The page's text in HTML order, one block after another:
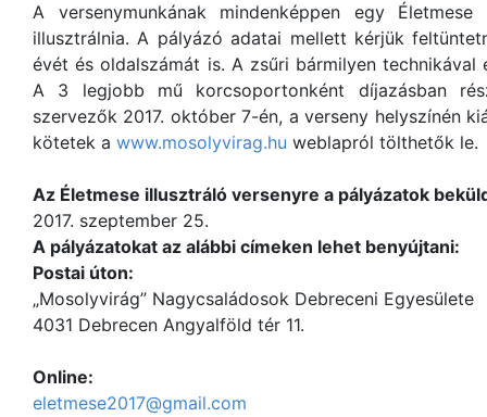
A versenymunkának mindenképpen egy
illusztrálnia. A pályázó adatai mellett kérjük
évét és oldalszámát is. A zsűri bármilyen
A 3 legjobb mű korcsoportonként díjazásban
szervezők 2017. október 7-én, a verseny helyszínén
kötetek a www.mosolyvirag.hu weblapról tölthetők
Az Életmese illusztráló versenyre a pályázatok
2017. szeptember 25.
A pályázatokat az alábbi címeken lehet benyújtani:
Postai úton:
„Mosolyvirág” Nagycsaládosok Debreceni Egyesülete
4031 Debrecen Angyalföld tér 11.
Online:
eletmese2017@gmail.com